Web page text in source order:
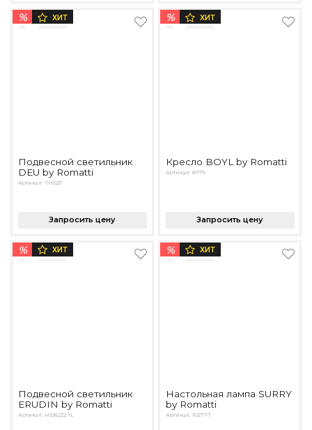
% ХИТ
Подвесной светильник
DEU by Romatti
Артикул: TH523
Запросить цену
% ХИТ
Кресло BOYL by Romatti
Артикул: 8775
Запросить цену
% ХИТ
Подвесной светильник
ERUDIN by Romatti
Артикул: MD8222-1L
% ХИТ
Настольная лампа SURRY
by Romatti
Артикул: 10277T